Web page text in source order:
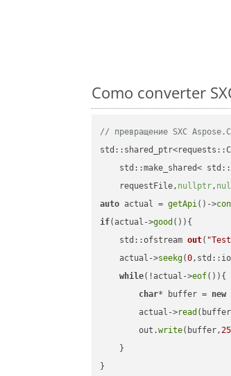
Como converter
// превращение SXC
std::make_shared<
    requestFile,
nullptr,
auto actual = getApi()->
if(actual->good ()){
std::ofstream out(
    actual->
seekg(0
while(!actual->eof()){
char* buffer = new
        actual->
read
        out.
write(buffer,
    }
}